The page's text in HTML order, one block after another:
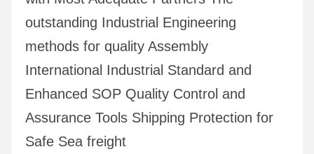
outstanding Industrial Engineering
methods for quality Assembly
International Industrial Standard and
Enhanced SOP Quality Control and
Assurance Tools Shipping Protection for
Safe Sea freight